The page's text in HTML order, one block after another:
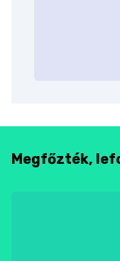
Megfőzték,